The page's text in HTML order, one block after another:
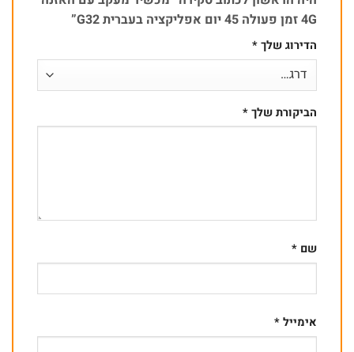
4G זמן פעולה 45 יום אפליקציה בעברית G32”
הדירוג שלך*
הביקורת שלך*
שם *
אימייל*